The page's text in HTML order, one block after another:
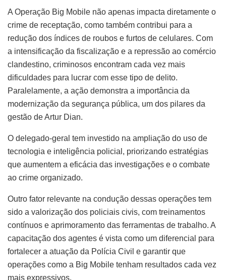
A Operação Big Mobile não apenas impacta diretamente o
crime de receptação, como também contribui para a
redução dos índices de roubos e furtos de celulares. Com
a intensificação da fiscalização e a repressão ao comércio
clandestino, criminosos encontram cada vez mais
dificuldades para lucrar com esse tipo de delito.
Paralelamente, a ação demonstra a importância da
modernização da segurança pública, um dos pilares da
gestão de Artur Dian.
O delegado-geral tem investido na ampliação do uso de
tecnologia e inteligência policial, priorizando estratégias
que aumentem a eficácia das investigações e o combate
ao crime organizado.
Outro fator relevante na condução dessas operações tem
sido a valorização dos policiais civis, com treinamentos
contínuos e aprimoramento das ferramentas de trabalho. A
capacitação dos agentes é vista como um diferencial para
fortalecer a atuação da Polícia Civil e garantir que
operações como a Big Mobile tenham resultados cada vez
mais expressivos.